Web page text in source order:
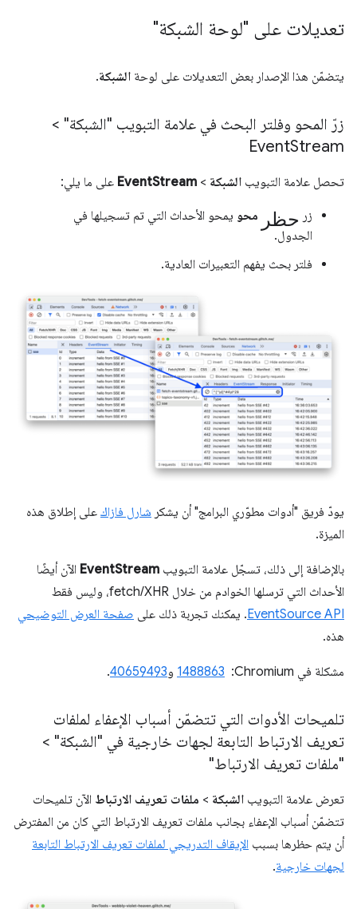
تعديلات على "لوحة الشبكة"
يتضمّن هذا الإصدار بعض التعديلات على لوحة الشبكة.
زرّ المحو وفلتر البحث في علامة التبويب "الشبكة" >
EventStream
تحصل علامة التبويب الشبكة >
EventStream على ما يلي:
زر حظر محو يمحو الأحداث التي تم تسجيلها في
الجدول.
فلتر بحث يفهم التعبيرات العادية.
يودّ فريق "أدوات مطوّري البرامج" أن يشكر شارل فازاك على إطلاق هذه
الميزة.
بالإضافة إلى ذلك، تسجّل علامة التبويب EventStream الآن أيضًا
الأحداث التي ترسلها الخوادم من خلال fetch/XHR، وليس فقط
EventSource API. يمكنك تجربة ذلك على صفحة العرض التوضيحي
هذه.
مشكلة في Chromium: ‏ 1488863 و40659493
.
تلميحات الأدوات التي تتضمّن أسباب الإعفاء لملفات
تعريف الارتباط التابعة لجهات خارجية في "الشبكة" >
"ملفات تعريف الارتباط"
تعرض علامة التبويب الشبكة > ملفات تعريف الارتباط الآن تلميحات
تتضمّن أسباب الإعفاء بجانب ملفات تعريف الارتباط التي كان من المفترض
أن يتم حظرها بسبب الإيقاف التدريجي لملفات تعريف الارتباط التابعة
لجهات خارجية.